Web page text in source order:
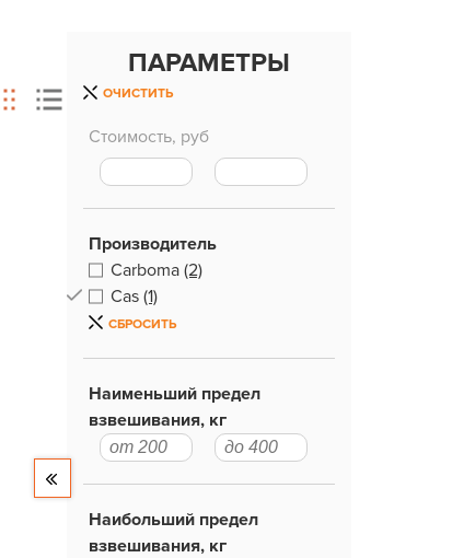
ПАРАМЕТРЫ
ОЧИСТИТЬ
Стоимость, руб
Производитель
Carboma (2)
Cas (1)
СБРОСИТЬ
Наименьший предел
взвешивания, кг
Наибольший предел
взвешивания, кг